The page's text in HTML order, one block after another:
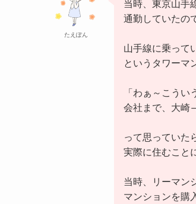
たえぽん
当時、東京山手
通勤していたの
山手線に乗って
というタワーマ
「わぁ～こうい
会社まで、大崎
って思っていた
実際に住むこと
当時、リーマン
マンションを購